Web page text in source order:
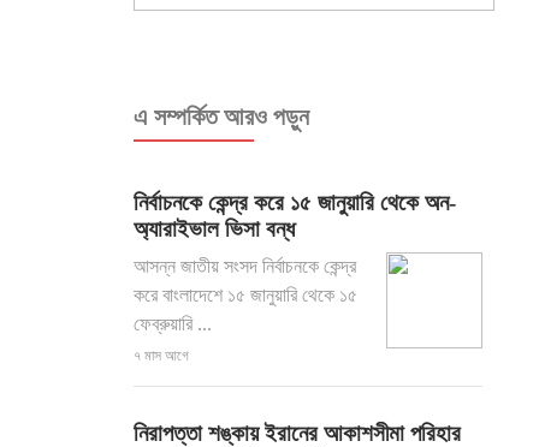
এ সম্পর্কিত আরও পড়ুন
নির্বাচনকে কেন্দ্র করে ১৫ জানুয়ারি থেকে অন-
অ্যারাইভাল ভিসা বন্ধ
আসন্ন জাতীয় সংসদ নির্বাচনকে কেন্দ্র
করে বাংলাদেশে ১৫ জানুয়ারি থেকে ১৫
ফেব্রুয়ারি ...
৭ মাস আগে
নিরাপত্তা শঙ্কায় ইরানের আকাশসীমা পরিহার